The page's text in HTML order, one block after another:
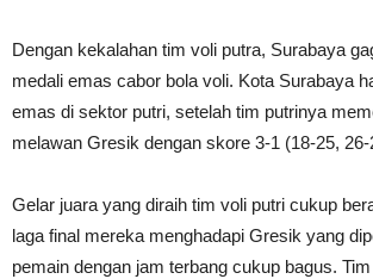
Dengan kekalahan tim voli putra, Surabaya
medali emas cabor bola voli. Kota Surabaya
emas di sektor putri, setelah tim putrinya
melawan Gresik dengan skore 3-1 (18-25,
Gelar juara yang diraih tim voli putri cukup
laga final mereka menghadapi Gresik yang
pemain dengan jam terbang cukup bagus.